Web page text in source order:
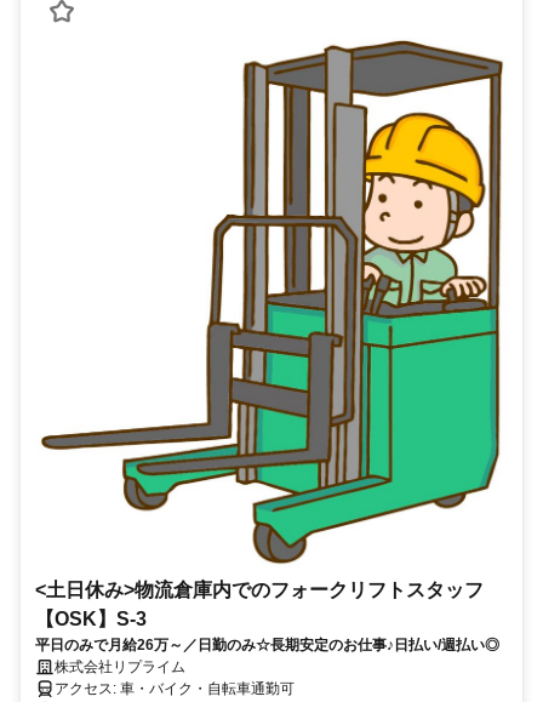
<土日休み>物流倉庫内でのフォークリフトスタッフ
【OSK】S-3
平日のみで月給26万～／日勤のみ☆長期安定のお仕事♪日払い/週払い◎
株式会社リプライム
アクセス: 車・バイク・自転車通勤可